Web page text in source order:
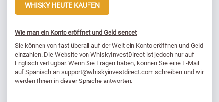
WHISKY HEUTE KAUFEN
Wie man ein Konto eröffnet und Geld sendet
Sie können von fast überall auf der Welt ein Konto eröffnen und Geld
einzahlen. Die Website von WhiskyInvestDirect ist jedoch nur auf
Englisch verfügbar. Wenn Sie Fragen haben, können Sie eine E-Mail
auf Spanisch an support@whiskyinvestdirect.com schreiben und wir
werden Ihnen in dieser Sprache antworten.